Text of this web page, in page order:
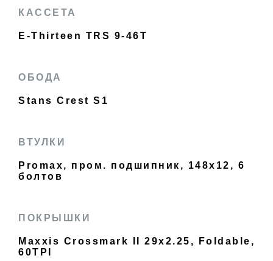
КАССЕТА
E-Thirteen TRS 9-46T
ОБОДА
Stans Crest S1
ВТУЛКИ
Promax, пром. подшипник, 148x12, 6
болтов
ПОКРЫШКИ
Maxxis Crossmark II 29x2.25, Foldable,
60TPI